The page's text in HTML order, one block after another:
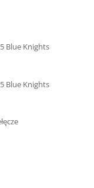
Blue Knights
Blue Knights